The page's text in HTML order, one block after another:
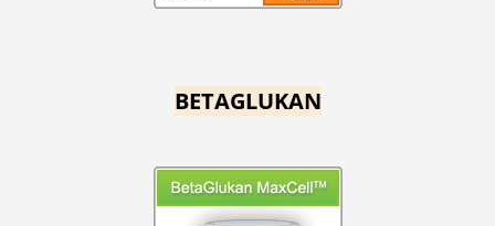
BETAGLUKAN